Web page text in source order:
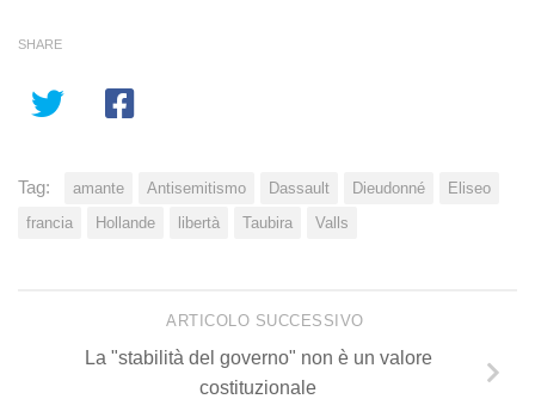
SHARE
Tag: amante Antisemitismo Dassault Dieudonné
Eliseo
francia
Hollande libertà Taubira Valls
ARTICOLO SUCCESSIVO
La "stabilità del governo" non è un valore
costituzionale